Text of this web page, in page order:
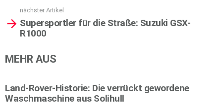
nächster Artikel
Supersportler für die Straße: Suzuki GSX-
R1000
MEHR AUS
Land-Rover-Historie: Die verrückt gewordene
Waschmaschine aus Solihull